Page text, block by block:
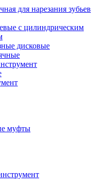
для нарезания зубьев
с цилиндрическим
дисковые
муфты